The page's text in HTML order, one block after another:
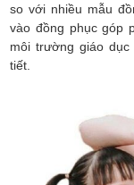
so với nhiều mẫu
vào đồng phục góp
môi trường giáo
tiết.